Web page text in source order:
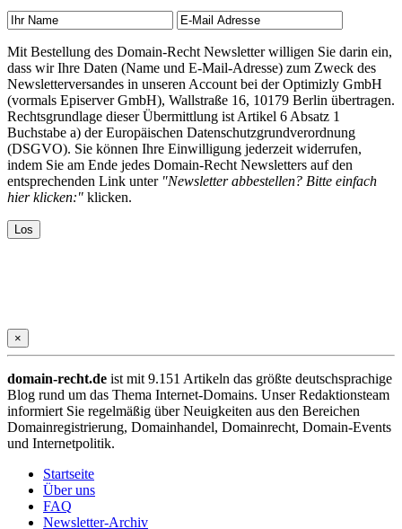
Mit Bestellung des Domain-Recht Newsletter willigen Sie darin ein,
dass wir Ihre Daten (Name und E-Mail-Adresse) zum Zweck des
Newsletterversandes in unseren Account bei der Optimizly GmbH
(vormals Episerver GmbH), Wallstraße 16, 10179 Berlin übertragen.
Rechtsgrundlage dieser Übermittlung ist Artikel 6 Absatz 1
Buchstabe a) der Europäischen Datenschutzgrundverordnung
(DSGVO). Sie können Ihre Einwilligung jederzeit widerrufen,
indem Sie am Ende jedes Domain-Recht Newsletters auf den
entsprechenden Link unter "Newsletter abbestellen? Bitte einfach
hier klicken:" klicken.
×
domain-recht.de ist mit 9.151 Artikeln das größte deutschsprachige
Blog rund um das Thema Internet-Domains. Unser Redaktionsteam
informiert Sie regelmäßig über Neuigkeiten aus den Bereichen
Domainregistrierung, Domainhandel, Domainrecht, Domain-Events
und Internetpolitik.
Startseite
Über uns
FAQ
Newsletter-Archiv